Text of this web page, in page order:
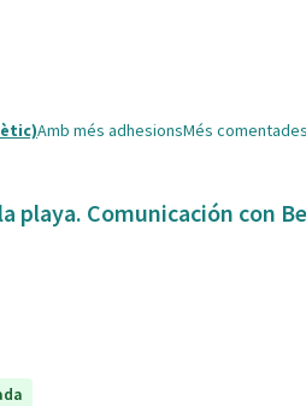
Amb més adhesionsMés comentades
playa. Comunicación con